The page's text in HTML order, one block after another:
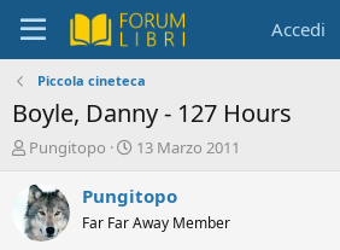
Accedi
Piccola cineteca
Boyle, Danny - 127 Hours
C
e
a
t
Pungitopo
D
t
d
13 Marzo 2011
Pungitopo
Far Far Away Member